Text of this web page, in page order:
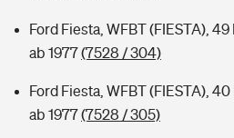
Ford Fiesta, WFBT (FIESTA),
ab 1977(7528 / 304)
Ford Fiesta, WFBT (FIESTA),
ab 1977(7528 / 305)